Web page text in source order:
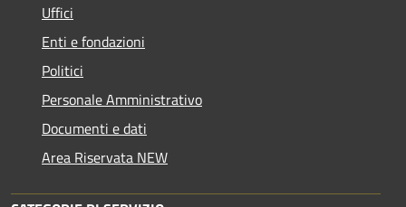
Uffici
Enti e fondazioni
Politici
Personale Amministrativo
Documenti e dati
Area Riservata NEW